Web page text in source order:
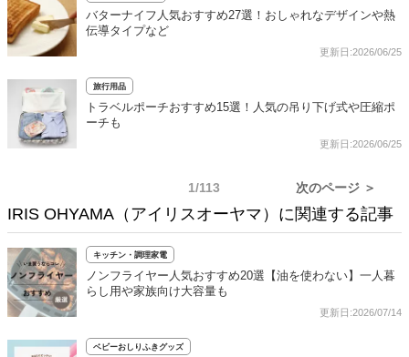
バターナイフ人気おすすめ27選！おしゃれなデザインや熱
伝導タイプなど
更新日:2026/06/25
旅行用品
トラベルポーチおすすめ15選！人気の吊り下げ式や圧縮ポ
ーチも
更新日:2026/06/25
1/113 次のページ ＞
IRIS OHYAMA（アイリスオーヤマ）に関連する記事
キッチン・調理家電
ノンフライヤー人気おすすめ20選【油を使わない】一人暮
らし用や家族向け大容量も
更新日:2026/07/14
ベビーおしりふきグッズ